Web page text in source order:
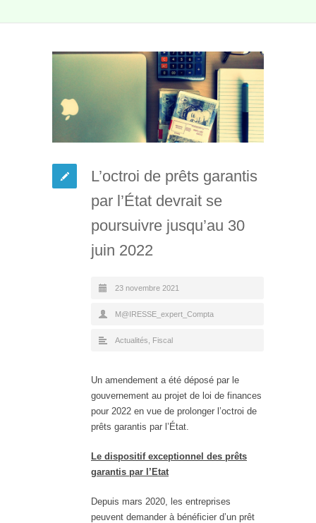
L’octroi de prêts garantis
par l’État devrait se
poursuivre jusqu’au 30
juin 2022
23 novembre 2021
M@IRESSE_expert_Compta
Actualités Fiscal
Un amendement a été déposé par le
gouvernement au projet de loi de finances
pour 2022 en vue de prolonger l’octroi de
prêts garantis par l’État.
Le dispositif exceptionnel des prêts
garantis par l’Etat
Depuis mars 2020, les entreprises
peuvent demander à bénéficier d’un prêt